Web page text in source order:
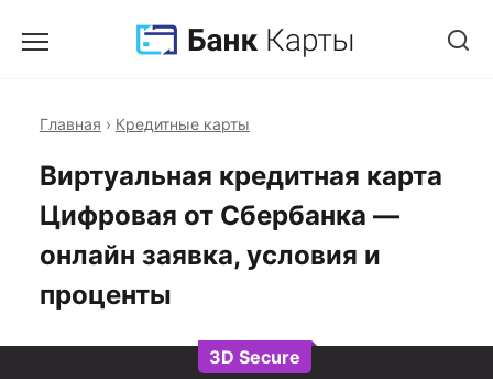
Главная › Кредитные карты
Виртуальная кредитная карта
Цифровая от Сбербанка —
онлайн заявка, условия и
проценты
3D Secure